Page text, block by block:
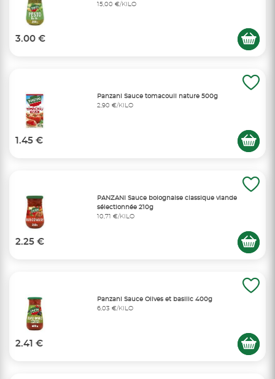
15,00 €/KILO
3.00 €
Panzani Sauce tomacouli nature 500g
2,90 €/KILO
1.45 €
PANZANI Sauce bolognaise classique viande
sélectionnée 210g
10,71 €/KILO
2.25 €
Panzani Sauce Olives et basilic 400g
6,03 €/KILO
2.41 €